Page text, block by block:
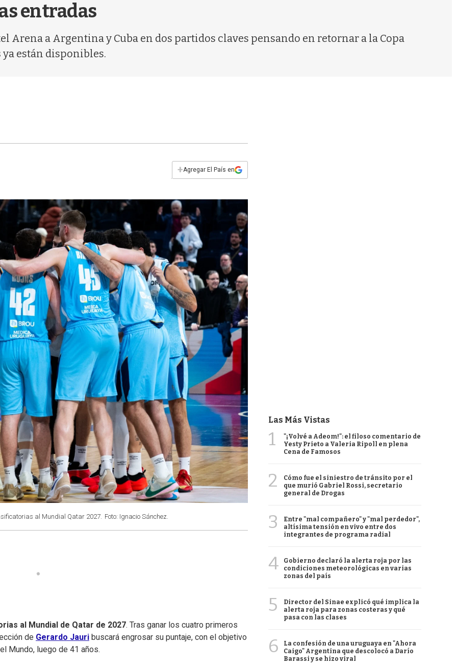
entradas
Arena a Argentina y Cuba en dos partidos claves pensando en retornar a la Copa
ya están disponibles.
+Agregar El País en
al Mundial Qatar 2027. Foto: Ignacio Sánchez.
al Mundial de Qatar de 2027. Tras ganar los cuatro primeros
de Gerardo Jauri buscará engrosar su puntaje, con el objetivo
Mundo, luego de 41 años.
Las Más Vistas
1
"¡Volvé a Adeom!": el filoso comentario de
Yesty Prieto a Valeria Ripoll en plena
Cena de Famosos
2
Cómo fue el siniestro de tránsito por el
que murió Gabriel Rossi, secretario
general de Drogas
3
Entre "mal compañero" y "mal perdedor",
altísima tensión en vivo entre dos
integrantes de programa radial
4
Gobierno declaró la alerta roja por las
condiciones meteorológicas en varias
zonas del país
5
Director del Sinae explicó qué implica la
alerta roja para zonas costeras y qué
pasa con las clases
6
La confesión de una uruguaya en "Ahora
Caigo" Argentina que descolocó a Darío
Barassi y se hizo viral